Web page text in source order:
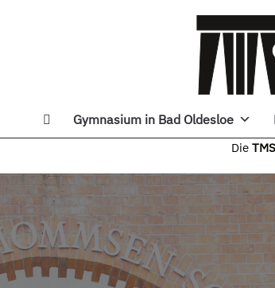
Gymnasium in Bad Oldesloe
TMS